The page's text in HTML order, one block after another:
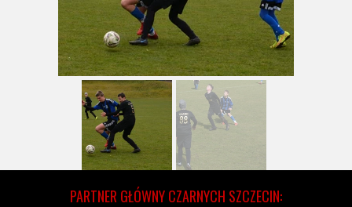
PARTNER GŁÓWNY CZARNYCH SZCZECIN: